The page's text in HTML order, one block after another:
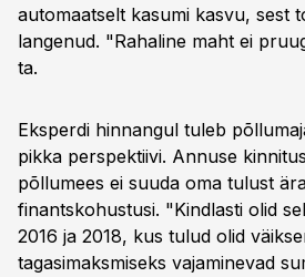
automaatselt kasumi kasvu, sest
langenud. "Rahaline maht ei
ta.
Eksperdi hinnangul tuleb
pikka perspektiivi. Annuse
põllumees ei suuda oma tulust
finantskohustusi. "Kindlasti olid
2016 ja 2018, kus tulud olid
tagasimaksmiseks vajaminevad